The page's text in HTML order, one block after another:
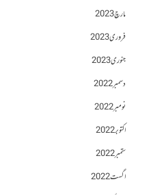
مارچ 2023
فروری 2023
جنوری 2023
دسمبر 2022
نومبر 2022
اکتوبر 2022
ستمبر 2022
اگست 2022